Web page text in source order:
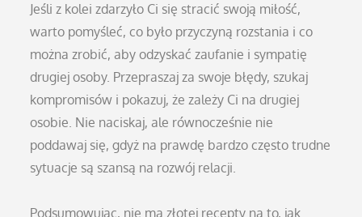
Jeśli z kolei zdarzyło Ci się stracić swoją miłość,
warto pomyśleć, co było przyczyną rozstania i co
można zrobić, aby odzyskać zaufanie i sympatię
drugiej osoby. Przepraszaj za swoje błędy, szukaj
kompromisów i pokazuj, że zależy Ci na drugiej
osobie. Nie naciskaj, ale równocześnie nie
poddawaj się, gdyż na prawdę bardzo często trudne
sytuacje są szansą na rozwój relacji.
Podsumowując, nie ma złotej recepty na to, jak